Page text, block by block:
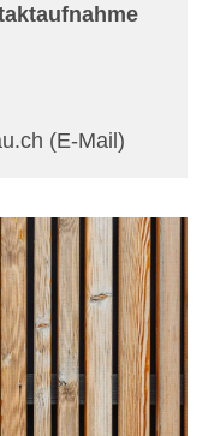
.ch (E-Mail)